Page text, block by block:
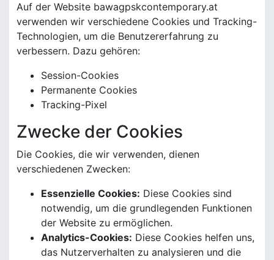
Auf der Website bawagpskcontemporary.at
verwenden wir verschiedene Cookies und Tracking-
Technologien, um die Benutzererfahrung zu
verbessern. Dazu gehören:
Session-Cookies
Permanente Cookies
Tracking-Pixel
Zwecke der Cookies
Die Cookies, die wir verwenden, dienen
verschiedenen Zwecken:
Essenzielle Cookies: Diese Cookies sind
notwendig, um die grundlegenden Funktionen
der Website zu ermöglichen.
Analytics-Cookies: Diese Cookies helfen uns,
das Nutzerverhalten zu analysieren und die